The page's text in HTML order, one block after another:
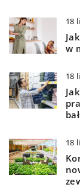
18
w
18
18